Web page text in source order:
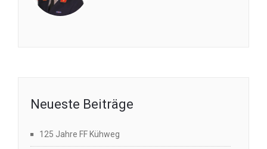
Neueste Beiträge
125 Jahre FF Kühweg